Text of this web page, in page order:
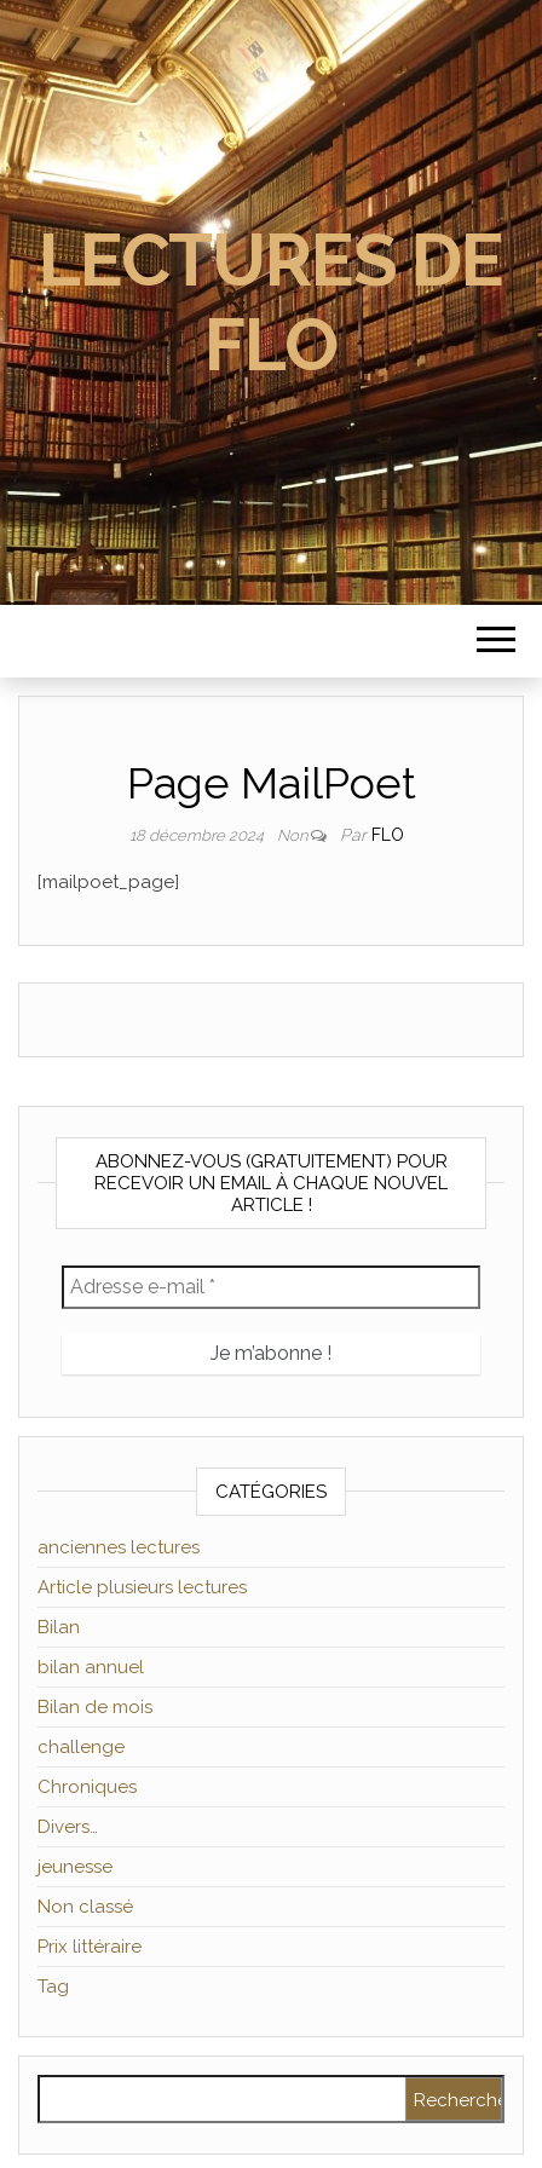
LECTURES DE
FLO
Page MailPoet
18 décembre 2024 Non Par FLO
[mailpoet_page]
ABONNEZ-VOUS (GRATUITEMENT) POUR
RECEVOIR UN EMAIL À CHAQUE NOUVEL
ARTICLE !
CATÉGORIES
anciennes lectures
Article plusieurs lectures
Bilan
bilan annuel
Bilan de mois
challenge
Chroniques
Divers…
jeunesse
Non classé
Prix littéraire
Tag